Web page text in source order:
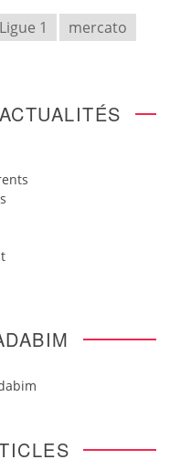
Ligue 1
mercato